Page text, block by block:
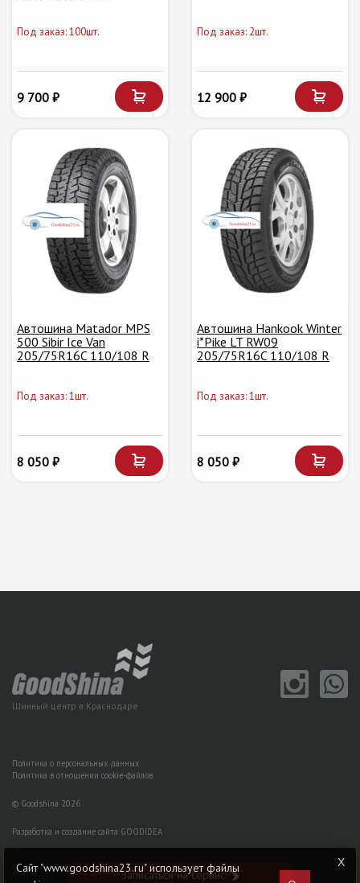
Под заказ: 100шт.
9 700 ₽
Под заказ: 2шт.
12 900 ₽
Автошина Matador MPS
500 Sibir Ice Van
205/75R16C 110/108 R
Под заказ: 1шт.
8 050 ₽
Автошина Hankook Winter
i*Pike LT RW09
205/75R16C 110/108 R
Под заказ: 1шт.
8 050 ₽
Шинный центр в Краснодаре
Политика о персональных данных
Политика в отношении cookie-файлов
© Goodshina 2026
Разработка и создание сайта GOODIDEA
Записаться на сервис
Сайт "www.goodshina23.ru" использует файлы